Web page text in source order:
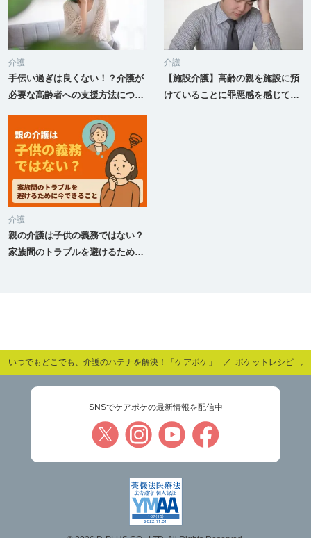
介護
手伝い過ぎは良くない！？介護が
必要な高齢者への支援方法につい
介護
【施設介護】高齢の親を施設に預
けていることに罪悪感を感じてし
介護
親の介護は子供の義務ではない？
家族間のトラブルを避けるために
いつでもどこでも、介護のハテナを解決！「ケアポケ」 ポケットレシピ
SNSでケアポケの最新情報を配信中